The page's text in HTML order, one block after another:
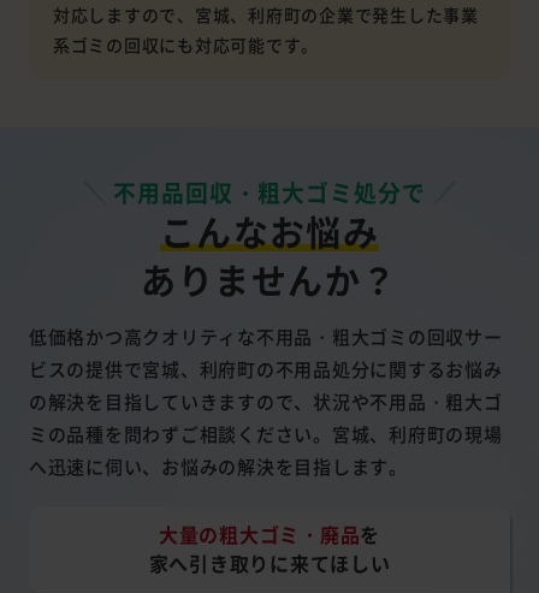
対応しますので、宮城、利府町の企業で発生した事業
系ゴミの回収にも対応可能です。
不用品回収・粗大ゴミ処分で
こんなお悩み
ありませんか？
低価格かつ高クオリティな不用品・粗大ゴミの回収サー
ビスの提供で宮城、利府町の不用品処分に関するお悩み
の解決を目指していきますので、状況や不用品・粗大ゴ
ミの品種を問わずご相談ください。宮城、利府町の現場
へ迅速に伺い、お悩みの解決を目指します。
大量の粗大ゴミ・廃品を
家へ引き取りに来てほしい